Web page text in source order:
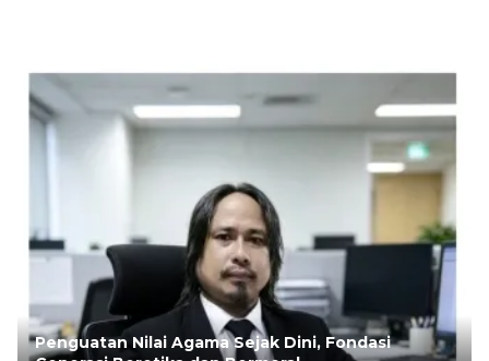
Penguatan Nilai Agama Sejak Dini, Fondasi